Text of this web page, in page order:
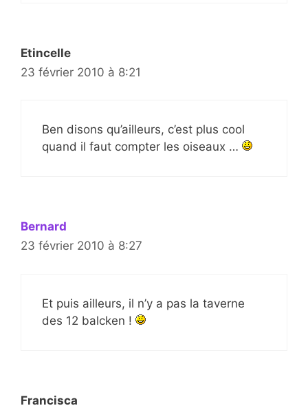
Etincelle
23 février 2010 à 8:21
Ben disons qu’ailleurs, c’est plus cool
quand il faut compter les oiseaux …
Bernard
23 février 2010 à 8:27
Et puis ailleurs, il n’y a pas la taverne
des 12 balcken !
Francisca